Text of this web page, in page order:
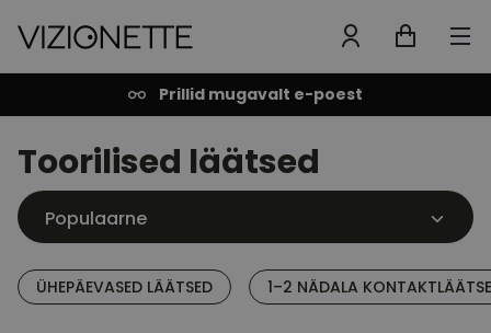
Prillid mugavalt e-poest
Toorilised läätsed
ÜHEPÄEVASED LÄÄTSED 1–2 NÄDALA